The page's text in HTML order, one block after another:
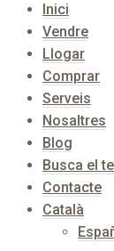
Inici
Vendre
Llogar
Comprar
Serveis
Nosaltres
Blog
Busca el
Contacte
Català